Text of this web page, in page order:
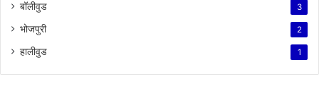
बॉलीवुड 3
भोजपुरी 2
हालीवुड 1